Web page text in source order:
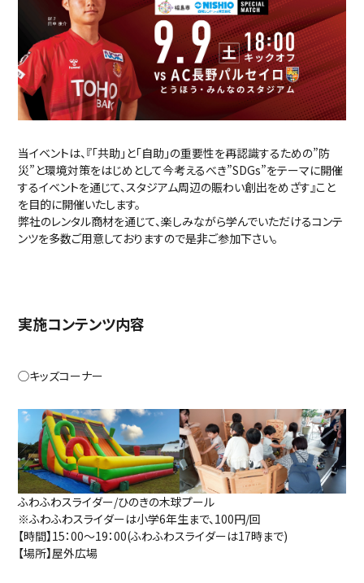
当イベントは、『「共助」と「自助」の重要性を再認識するための”防
災”と環境対策をはじめとして今考えるべき”SDGs”をテーマに開催
するイベントを通じて、スタジアム周辺の賑わい創出をめざす』こと
を目的に開催いたします。
弊社のレンタル商材を通じて、楽しみながら学んでいただけるコンテ
ンツを多数ご用意しておりますので是非ご参加下さい。
実施コンテンツ内容
◯キッズコーナー
ふわふわスライダー/ひのきの木球プール
※ふわふわスライダーは小学6年生まで、100円/回
【時間】15：00～19：00(ふわふわスライダーは17時まで)
【場所】屋外広場